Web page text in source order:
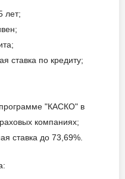
заёмщика
от 21
лет;
ставка по кредиту;
"КАСКО" в
компаниях;
ставка до 73,69%.